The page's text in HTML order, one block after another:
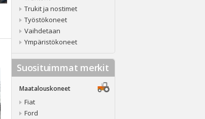
Trukit ja nostimet
Työstökoneet
Vaihdetaan
Ympäristökoneet
Suosituimmat merkit
Maatalouskoneet
Fiat
Ford